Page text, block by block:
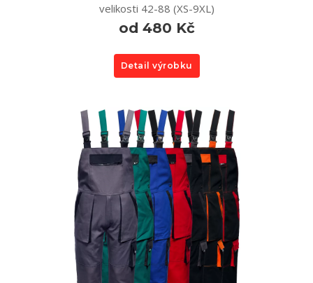
velikosti 42-88 (XS-9XL)
od 480 Kč
Detail výrobku